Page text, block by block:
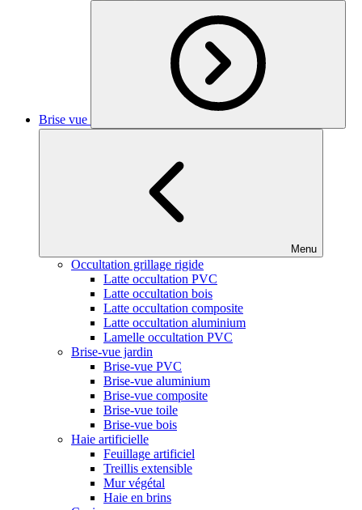
Brise vue
Menu
Occultation grillage rigide
Latte occultation PVC
Latte occultation bois
Latte occultation composite
Latte occultation aluminium
Lamelle occultation PVC
Brise-vue jardin
Brise-vue PVC
Brise-vue aluminium
Brise-vue composite
Brise-vue toile
Brise-vue bois
Haie artificielle
Feuillage artificiel
Treillis extensible
Mur végétal
Haie en brins